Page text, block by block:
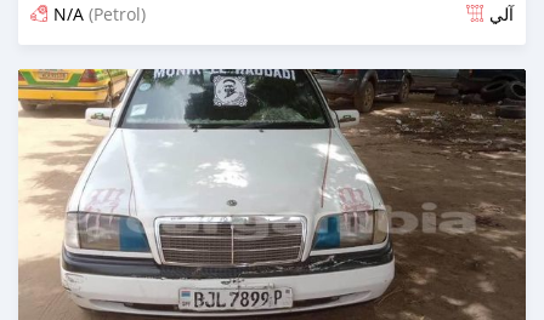
N/A (Petrol) آلي
تم النشر منذ ما يقرب من سنتين مضت